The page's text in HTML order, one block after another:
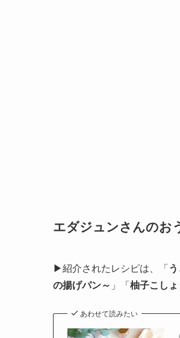
エダジュンさんのお
▶紹介されたレシピは、「
の揚げパン～ 」「 柚子こし
あわせて読みたい